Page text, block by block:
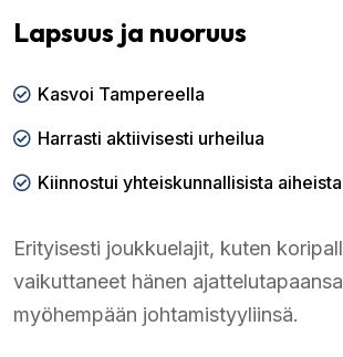
Lapsuus ja nuoruus
Kasvoi Tampereella
Harrasti aktiivisesti urheilua
Kiinnostui yhteiskunnallisista
Erityisesti joukkuelajit, kuten
vaikuttaneet hänen
myöhempään johtamistyyliinsä.